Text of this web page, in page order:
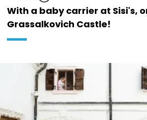
With a baby carrier at Sisi's,
Grassalkovich Castle!